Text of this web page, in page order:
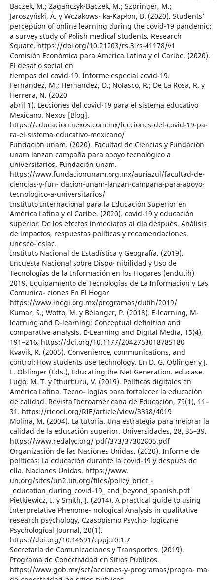
Bączek, M.; Zagańczyk-Bączek, M.; Szpringer, M.;
Jaroszyński, A. y Wożakows- ka-Kapłon, B. (2020). Students’
perception of online learning during the covid-19 pandemic:
a survey study of Polish medical students. Research
Square. https://doi.org/10.21203/rs.3.rs-41178/v1
Comisión Económica para América Latina y el Caribe. (2020).
El desafío social en
tiempos del covid-19. Informe especial covid-19.
Fernández, M.; Hernández, D.; Nolasco, R.; De La Rosa, R. y
Herrera, N. (2020
abril 1). Lecciones del covid-19 para el sistema educativo
Mexicano. Nexos [Blog].
https://educacion.nexos.com.mx/lecciones-del-covid-19-pa-
ra-el-sistema-educativo-mexicano/
Fundación unam. (2020). Facultad de Ciencias y Fundación
unam lanzan campaña para apoyo tecnológico a
universitarios. Fundación unam.
https://www.fundacionunam.org.mx/auriazul/facultad-de-
ciencias-y-fun- dacion-unam-lanzan-campana-para-apoyo-
tecnologico-a-universitarios/
Instituto Internacional para la Educación Superior en
América Latina y el Caribe. (2020). covid-19 y educación
superior: De los efectos inmediatos al día después. Análisis
de impactos, respuestas políticas y recomendaciones.
unesco-ieslac.
Instituto Nacional de Estadística y Geografía. (2019).
Encuesta Nacional sobre Dispo- nibilidad y Uso de
Tecnologías de la Información en los Hogares (endutih)
2019. Equipamiento de Tecnologías de La Información y Las
Comunica- ciones En El Hogar.
https://www.inegi.org.mx/programas/dutih/2019/
Kumar, S.; Wotto, M. y Bélanger, P. (2018). E-learning, M-
learning and D-learning: Conceptual definition and
comparative analysis. E-Learning and Digital Media, 15(4),
191–216. https://doi.org/10.1177/2042753018785180
Kvavik, R. (2005). Convenience, communications, and
control: How students use technology. En D. G. Oblinger y J.
L. Oblinger (Eds.), Educating the Net Generation. educase.
Lugo, M. T. y Ithurburu, V. (2019). Políticas digitales en
América Latina. Tecno- logías para fortalecer la educación
de calidad. Revista Iberoamericana de Educación, 79(1), 11–
31. https://rieoei.org/RIE/article/view/3398/4019
Molina, M. (2004). La tutoría. Una estrategia para mejorar la
calidad de la educación superior. Universidades, 28, 35–39.
https://www.redalyc.org/ pdf/373/37302805.pdf
Organización de las Naciones Unidas. (2020). Informe de
políticas: La educación durante la covid-19 y después de
ella. Naciones Unidas. https://www.
un.org/sites/un2.un.org/files/policy_brief_-
_education_during_covid-19_ and_beyond_spanish.pdf
Pietkiewicz, I. y Smith, J. (2014). A practical guide to using
Interpretative Phenome- nological Analysis in qualitative
research psychology. Czasopismo Psycho- logiczne
Psychological Journal, 20(1).
https://doi.org/10.14691/cppj.20.1.7
Secretaría de Comunicaciones y Transportes. (2019).
Programa de Conectividad en Sitios Públicos.
https://www.gob.mx/sct/acciones-y-programas/progra- ma-